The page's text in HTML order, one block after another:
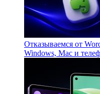
Отказываемся от
Windows, Mac и